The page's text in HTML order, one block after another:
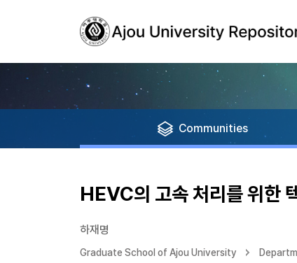
Communities
HEVC의 고속 처리를 위한
하재명
Graduate School of Ajou University